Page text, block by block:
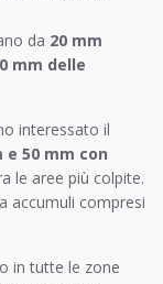
da 20 mm
mm delle
interessato il
e 50 mm con
le aree più colpite.
accumuli compresi
in tutte le zone